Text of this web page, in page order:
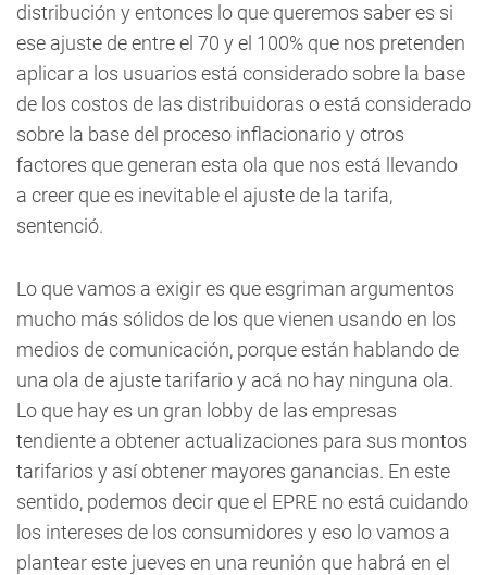
distribución y entonces lo que queremos saber es si
ese ajuste de entre el 70 y el 100% que nos pretenden
aplicar a los usuarios está considerado sobre la base
de los costos de las distribuidoras o está considerado
sobre la base del proceso inflacionario y otros
factores que generan esta ola que nos está llevando
a creer que es inevitable el ajuste de la tarifa,
sentenció.
Lo que vamos a exigir es que esgriman argumentos
mucho más sólidos de los que vienen usando en los
medios de comunicación, porque están hablando de
una ola de ajuste tarifario y acá no hay ninguna ola.
Lo que hay es un gran lobby de las empresas
tendiente a obtener actualizaciones para sus montos
tarifarios y así obtener mayores ganancias. En este
sentido, podemos decir que el EPRE no está cuidando
los intereses de los consumidores y eso lo vamos a
plantear este jueves en una reunión que habrá en el